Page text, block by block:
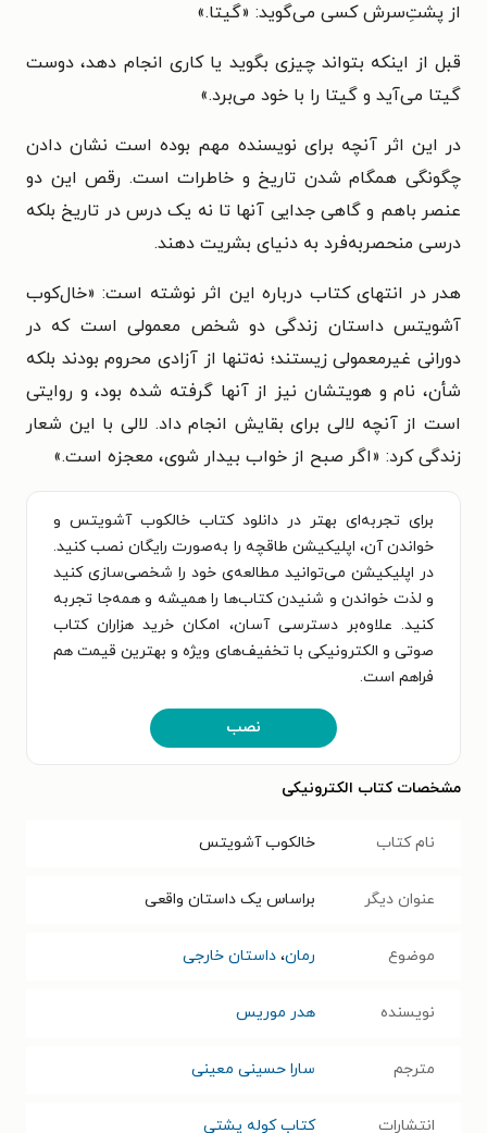
از پشتِ‌سرش کسی می‌گوید: «گیتا.»
قبل از اینکه بتواند چیزی بگوید یا کاری انجام دهد، دوست
گیتا می‌آید و گیتا را با خود می‌برد.»
در این اثر آنچه برای نویسنده مهم بوده است نشان دادن
چگونگی همگام شدن تاریخ و خاطرات است. رقص این دو
عنصر باهم و گاهی جدایی آنها تا نه یک درس در تاریخ بلکه
درسی منحصربه‌فرد به دنیای بشریت دهند.
هدر در انتهای کتاب درباره این اثر نوشته است: «خال‌کوب
آشویتس داستان زندگی دو شخص معمولی‌ است که در
دورانی غیرمعمولی زیستند؛ نه‌تنها از آزادی محروم بودند بلکه
شأن، نام و هویتشان نیز از آنها گرفته شده بود، و روایتی‌
است از آنچه لالی برای بقایش انجام داد. لالی با این شعار
زندگی کرد: «اگر صبح از خواب بیدار شوی، معجزه است.»
برای تجربه‌ای بهتر در دانلود کتاب خالکوب آشویتس و
خواندن آن، اپلیکیشن طاقچه را به‌صورت رایگان نصب کنید.
در اپلیکیشن می‌توانید مطالعه‌ی خود را شخصی‌سازی کنید
و لذت خواندن و شنیدن کتاب‌ها را همیشه و همه‌جا تجربه
کنید. علاوه‌بر دسترسی آسان، امکان خرید هزاران کتاب
صوتی و الکترونیکی با تخفیف‌های ویژه و بهترین قیمت هم
فراهم است.
نصب
مشخصات کتاب الکترونیکی
نام کتاب خالکوب آشویتس
عنوان دیگر براساس یک داستان واقعی
موضوع رمان، داستان خارجی
نویسنده هدر موریس
مترجم سارا حسینی معینی
انتشارات کتاب کوله پشتی